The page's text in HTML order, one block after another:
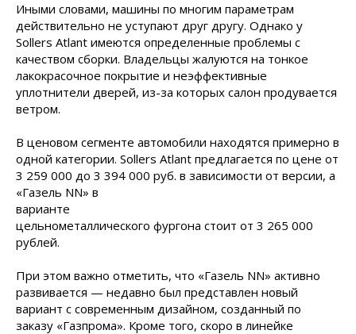
Иными словами, машины по многим параметрам
действительно не уступают друг другу. Однако у
Sollers Atlant имеются определенные проблемы с
качеством сборки. Владельцы жалуются на тонкое
лакокрасочное покрытие и неэффективные
уплотнители дверей, из-за которых салон продувается
ветром.
В ценовом сегменте автомобили находятся примерно в
одной категории. Sollers Atlant предлагается по цене от
3 259 000 до 3 394 000 руб. в зависимости от версии, а
«Газель NN» в
варианте
цельнометаллического фургона стоит от 3 265 000
рублей.
При этом важно отметить, что «Газель NN» активно
развивается — недавно был представлен новый
вариант с современным дизайном, созданный по
заказу «Газпрома». Кроме того, скоро в линейке